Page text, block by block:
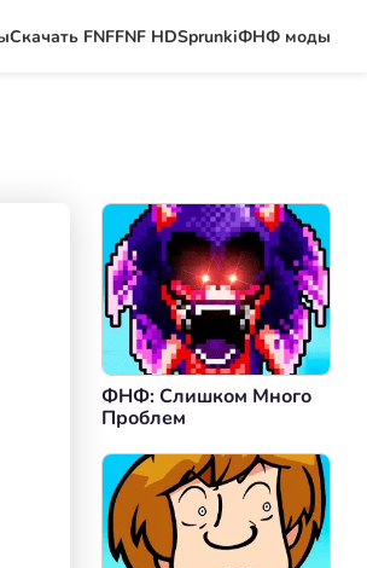
Скачать FNFFNF HDSprunkiФНФ моды
ФНФ: Слишком Много
Проблем